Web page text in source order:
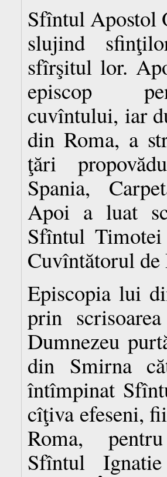
Sfîntul Apostol
slujind
sfîrşitul lor.
episcop
cuvîntului, iar
din Roma, a
ţări
Spania,
Apoi a luat
Sfîntul
Cuvîntătorul de
Episcopia lui
prin
Dumnezeu
din Smirna
întîmpinat
cîţiva efeseni,
Roma,
Sfîntul